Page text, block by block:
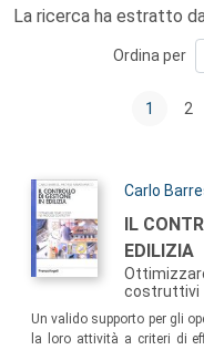
La ricerca ha estratto
Ordina per
1 2
Autori:
Carlo
Titolo:
IL
EDILIZIA
costruttivi
Sommario:
Un valido supporto per gli
la loro attività a criteri di